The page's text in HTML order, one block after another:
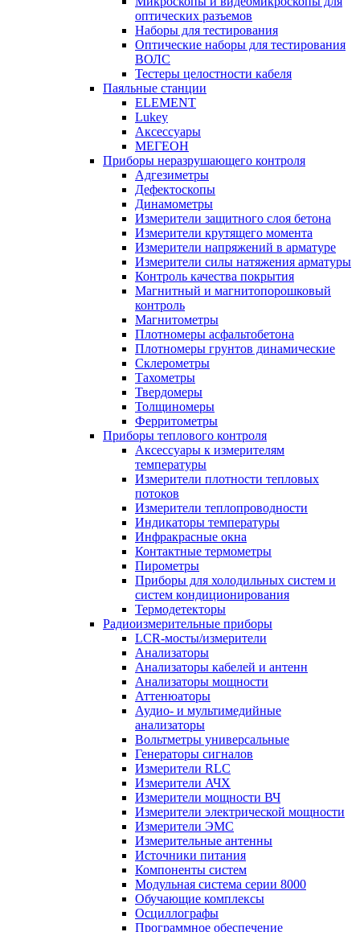
оптических разъемов
Наборы для тестирования
Оптические наборы для тестирования
ВОЛС
Тестеры целостности кабеля
Паяльные станции
ELEMENT
Lukey
Аксессуары
МЕГЕОН
Приборы неразрушающего контроля
Адгезиметры
Дефектоскопы
Динамометры
Измерители защитного слоя бетона
Измерители крутящего момента
Измерители напряжений в арматуре
Измерители силы натяжения арматуры
Контроль качества покрытия
Магнитный и магнитопорошковый
контроль
Магнитометры
Плотномеры асфальтобетона
Плотномеры грунтов динамические
Склерометры
Тахометры
Твердомеры
Толщиномеры
Ферритометры
Приборы теплового контроля
Аксессуары к измерителям
температуры
Измерители плотности тепловых
потоков
Измерители теплопроводности
Индикаторы температуры
Инфракрасные окна
Контактные термометры
Пирометры
Приборы для холодильных систем и
систем кондиционирования
Термодетекторы
Радиоизмерительные приборы
LCR-мосты/измерители
Анализаторы
Анализаторы кабелей и антенн
Анализаторы мощности
Аттенюаторы
Аудио- и мультимедийные
анализаторы
Вольтметры универсальные
Генераторы сигналов
Измерители RLC
Измерители АЧХ
Измерители мощности ВЧ
Измерители электрической мощности
Измерители ЭМС
Измерительные антенны
Источники питания
Компоненты систем
Модульная система серии 8000
Обучающие комплексы
Осциллографы
Программное обеспечение